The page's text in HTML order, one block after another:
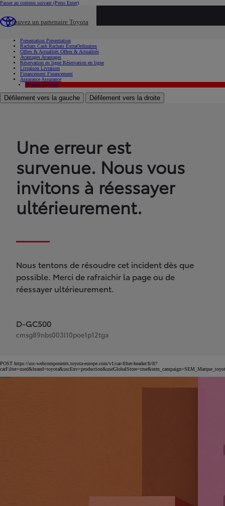
Passer au contenu suivant (Press Enter)
Trouvez un partenaire Toyota
Présentation Présentation
Rachats Cash Rachats ExtraOrdinaires
Offres & Actualités Offres & Actualités
Avantages Avantages
Réservation en ligne Réservation en ligne
Livraison Livraison
Financement Financement
Assurance Assurance
Hybride Hybride
Défilement vers la gauche Défilement vers la droite
Une erreur est
survenue. Nous vous
invitons à réessayer
ultérieurement.
Nous tentons de résoudre cet incident dès que
possible. Merci de rafraichir la page ou de
réessayer ultérieurement.
D-GC500
cmsg89nbs003l10poe1p12tga
POST https://usc-webcomponents.toyota-europe.com/v1/car-filter-header/fr/fr?